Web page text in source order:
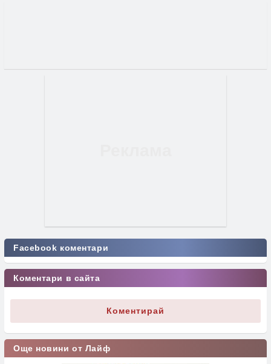
Facebook коментари
Коментари в сайта
Коментирай
Още новини от Лайф